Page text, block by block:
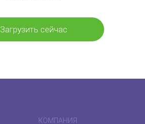
Загрузить сейчас
КОМПАНИЯ